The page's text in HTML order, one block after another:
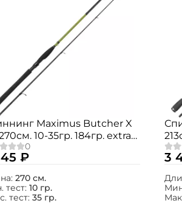
Maximus Butcher X
10-35гр. 184гр. extra
MJSSBX27M
₽
270 см.
тест: 10 гр.
тест: 35 гр.
3